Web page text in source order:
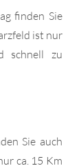
finden Sie
ist nur
schnell zu
Sie auch
ca. 15 Km